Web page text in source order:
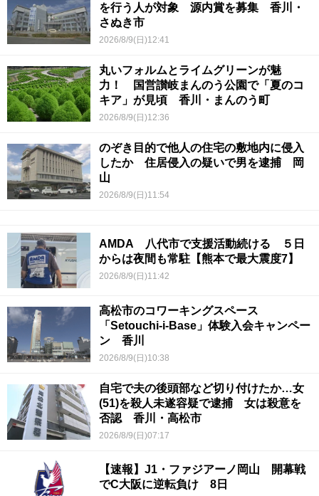
を行う人が対象 源内賞を募集 香川・
さぬき市
2026/8/9(日)12:41
丸いフォルムとライムグリーンが魅
力！ 国営讃岐まんのう公園で「夏のコ
キア」が見頃 香川・まんのう町
2026/8/9(日)12:36
のぞき目的で他人の住宅の敷地内に侵入
したか 住居侵入の疑いで男を逮捕 岡
山
2026/8/9(日)11:54
AMDA 八代市で支援活動続ける ５日
からは夜間も常駐【熊本で最大震度7】
2026/8/9(日)11:42
高松市のコワーキングスペース
「Setouchi-i-Base」体験入会キャンペー
ン 香川
2026/8/9(日)10:38
自宅で夫の後頭部など切り付けたか…女
(51)を殺人未遂容疑で逮捕 女は殺意を
否認 香川・高松市
2026/8/9(日)07:17
【速報】J1・ファジアーノ岡山 開幕戦
でC大阪に逆転負け 8日